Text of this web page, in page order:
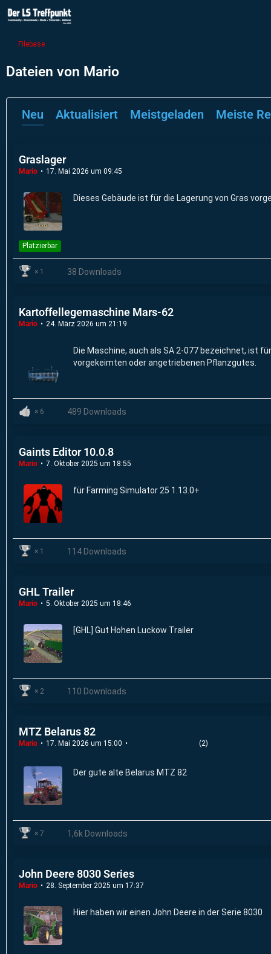
Filebase
Dateien von Mario
Neu Aktualisiert Meistgeladen Meiste
Graslager
Mario 17. Mai 2026 um 09:45
Dieses Gebäude ist für die Lagerung von Gras
Platzierbar
1 38 Downloads
Kartoffellegemaschine Mars-62
Mario 24. März 2026 um 21:19
Die Maschine, auch als SA 2-077 bezeichnet, ist
vorgekeimten oder angetriebenen Pflanzgutes.
6 489 Downloads
Gaints Editor 10.0.8
Mario 7. Oktober 2025 um 18:55
für Farming Simulator 25 1.13.0+
1 114 Downloads
GHL Trailer
Mario 5. Oktober 2025 um 18:46
[GHL] Gut Hohen Luckow Trailer
2 110 Downloads
MTZ Belarus 82
Mario 17. Mai 2026 um 15:00 (2)
Der gute alte Belarus MTZ 82
7 1,6k Downloads
John Deere 8030 Series
Mario 28. September 2025 um 17:37
Hier haben wir einen John Deere in der Serie 8030